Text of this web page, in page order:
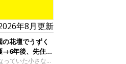
年8月更新
花壇でうずく
→6年後、先住猫
にていた小さな子